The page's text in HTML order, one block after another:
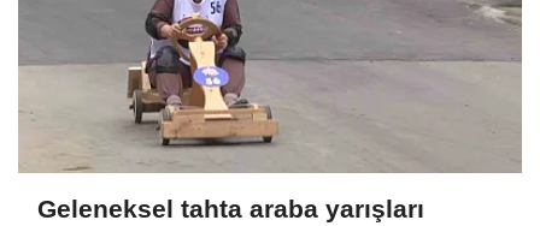
Geleneksel tahta araba yarışları